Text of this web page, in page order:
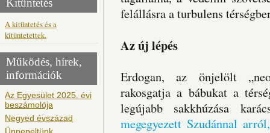
Kitüntetés
A kitüntetés és a
kitüntetettek.
Működés, hírek,
információk
Az Egyesület 2025. évi
beszámolója
Negyed évszázad
felállásra a turbulens
Az új lépés
Erdogan, az önjelölt
rakosgatja a bábukat a
legújabb sakkhúzása
megegyezett Szudánnal